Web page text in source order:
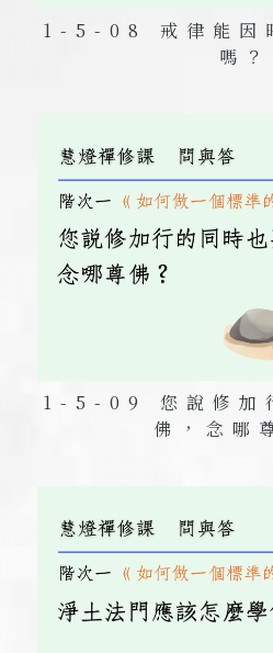
1-5-08 戒律能因
嗎？
1-5-09 您說修加
佛，念哪